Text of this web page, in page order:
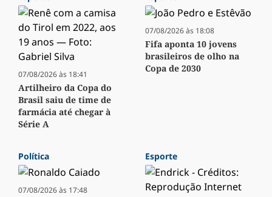
07/08/2026 às 18:41
Artilheiro da Copa do
Brasil saiu de time de
farmácia até chegar à
Série A
07/08/2026 às 18:08
Fifa aponta 10 jovens
brasileiros de olho na
Copa de 2030
Política
07/08/2026 às 17:48
Esporte